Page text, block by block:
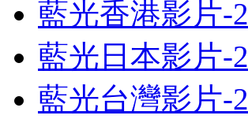
藍光香港影片-
藍光日本影片-
藍光台灣影片-